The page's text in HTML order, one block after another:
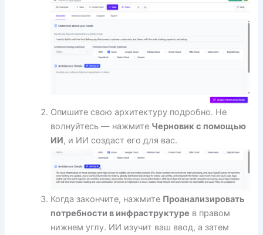
Опишите свою архитектуру подробно. Не
волнуйтесь — нажмите Черновик с помощью
ИИ, и ИИ создаст его для вас.
Когда закончите, нажмите Проанализировать
потребности в инфраструктуре в правом
нижнем углу. ИИ изучит ваш ввод, а затем